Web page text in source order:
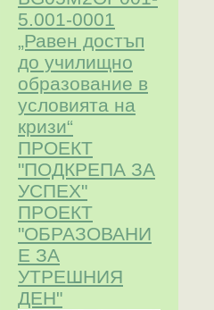
5.001-0001
„Равен достъп
до училищно
образование в
условията на
кризи“
ПРОЕКТ
"ПОДКРЕПА ЗА
УСПЕХ"
ПРОЕКТ
"ОБРАЗОВАНИ
Е ЗА
УТРЕШНИЯ
ДЕН"